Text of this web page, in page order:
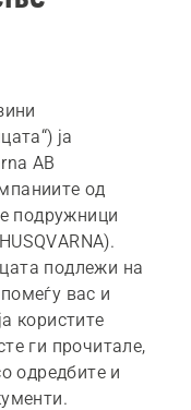
ја
AB
од
подружници
подлежи на
вас и
користите
ги прочитале,
одредбите и